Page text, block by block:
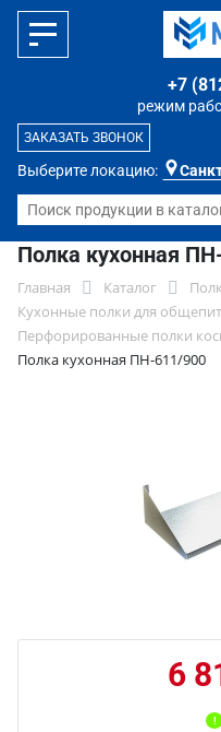
Выберите локацию:
режим
+7
ЗАКАЗАТЬ ЗВОНОК
Полка кухонная
Главная Каталог
Кухонные полки для
Перфорированные полки
Полка кухонная ПН-611/900
6